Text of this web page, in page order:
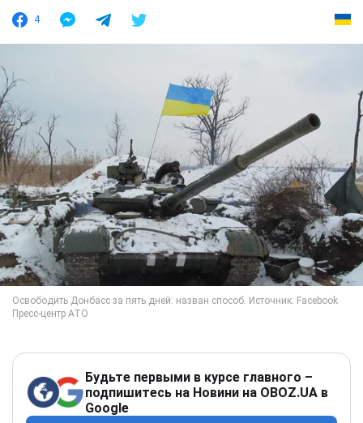
4
Будьте первыми в курсе главного –
подпишитесь на Новини на OBOZ.UA в
Google